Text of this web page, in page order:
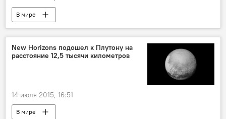
В мире
New Horizons подошел к Плутону на
расстояние 12,5 тысячи километров
14 июля 2015, 16:51
В мире